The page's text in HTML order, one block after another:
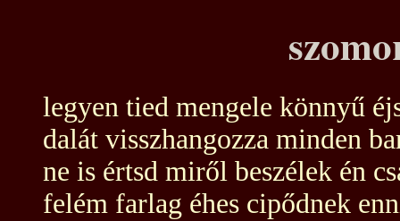
legyen tied mengele könnyű
dalát visszhangozza minden
ne is értsd miről beszélek én
felém farlag éhes cipődnek